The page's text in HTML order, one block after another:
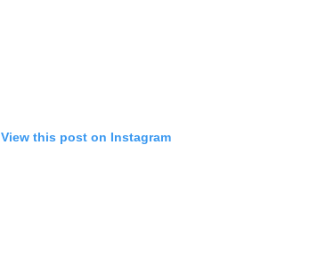
View this post on Instagram